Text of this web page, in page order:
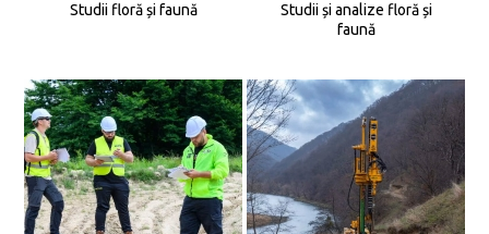
Studii floră și faună
Studii și analize floră și
faună